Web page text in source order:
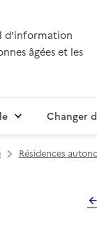
d'information
âgées et les
Changer
Résidences